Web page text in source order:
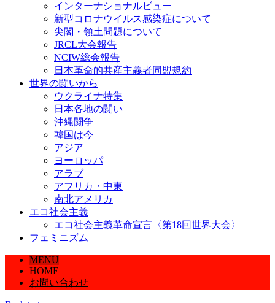
インターナショナルビュー
新型コロナウイルス感染症について
尖閣・領土問題について
JRCL大会報告
NCIW総会報告
日本革命的共産主義者同盟規約
世界の闘いから
ウクライナ特集
日本各地の闘い
沖縄闘争
韓国は今
アジア
ヨーロッパ
アラブ
アフリカ・中東
南北アメリカ
エコ社会主義
エコ社会主義革命宣言〈第18回世界大会〉
フェミニズム
MENU
HOME
お問い合わせ